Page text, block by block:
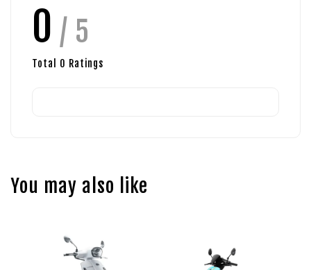
0 / 5
Total 0 Ratings
You may also like